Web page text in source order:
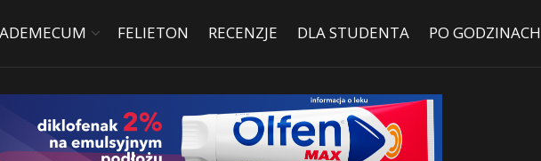
FELIETON RECENZJE DLA STUDENTA PO GODZINACH